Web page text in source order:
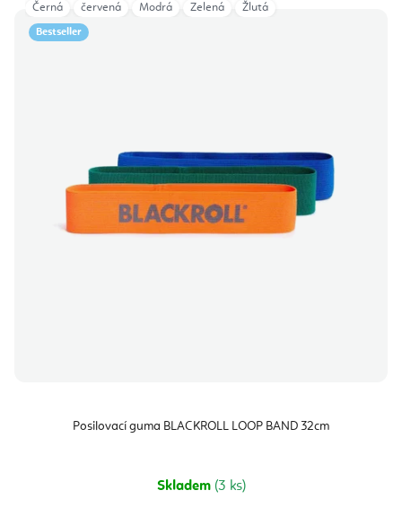
Bestseller
Posilovací guma BLACKROLL LOOP BAND 32cm
Skladem (3 ks)
Černá červená Modrá Zelená Žlutá